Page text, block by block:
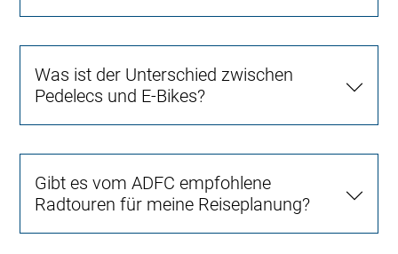
Was ist der Unterschied zwischen
Pedelecs und E-Bikes?
Gibt es vom ADFC empfohlene
Radtouren für meine Reiseplanung?